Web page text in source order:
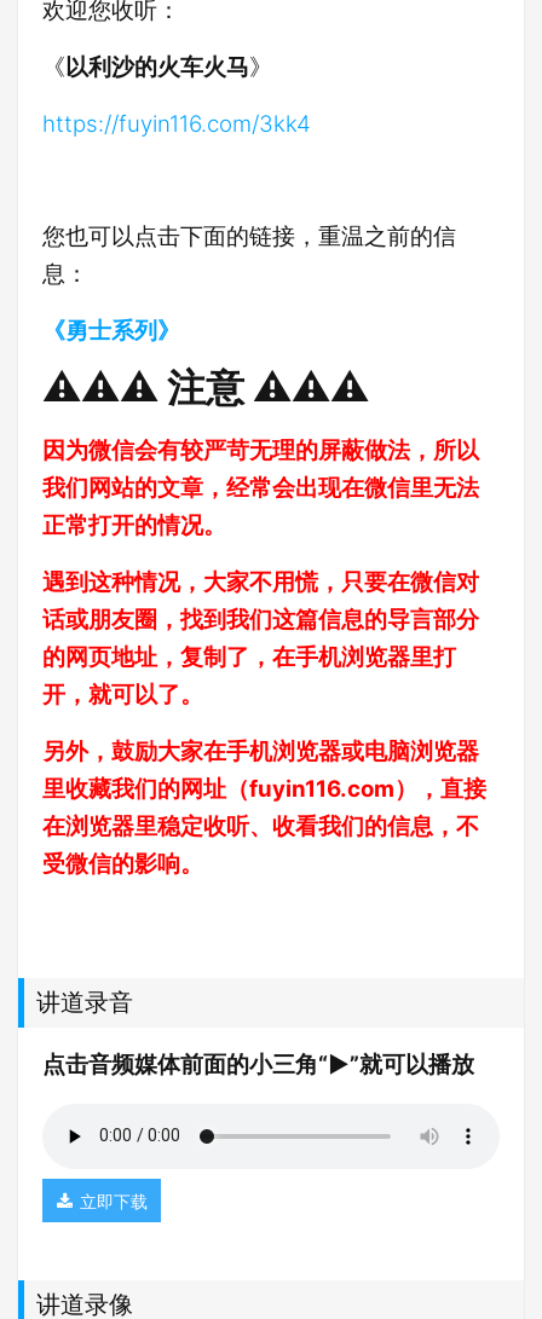
欢迎您收听：
《以利沙的火车火马》
https://fuyin116.com/3kk4
您也可以点击下面的链接，重温之前的信
息：
《勇士系列》
⚠️⚠️⚠️ 注意 ⚠️⚠️⚠️
因为微信会有较严苛无理的屏蔽做法，所以
我们网站的文章，经常会出现在微信里无法
正常打开的情况。
遇到这种情况，大家不用慌，只要在微信对
话或朋友圈，找到我们这篇信息的导言部分
的网页地址，复制了，在手机浏览器里打
开，就可以了。
另外，鼓励大家在手机浏览器或电脑浏览器
里收藏我们的网址（fuyin116.com），直接
在浏览器里稳定收听、收看我们的信息，不
受微信的影响。
讲道录音
点击音频媒体前面的小三角“►”就可以播放
立即下载
讲道录像